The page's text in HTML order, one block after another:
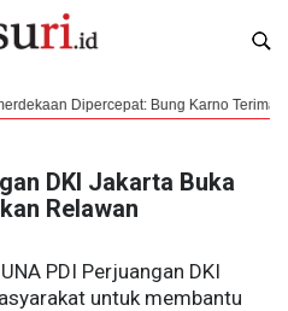
Bung Karno Terima Panggilan
DKI Jakarta Buka
Relawan
PDI Perjuangan DKI
untuk membantu